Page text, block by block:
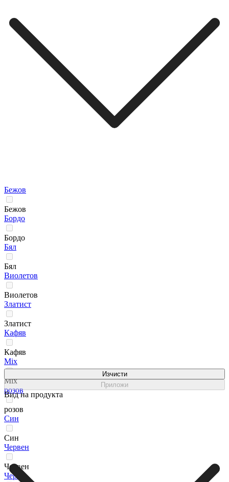
Бежов
Бежов
Бордо
Бордо
Бял
Бял
Виолетов
Виолетов
Златист
Златист
Кафяв
Кафяв
Мix
Мix
розов
розов
Син
Син
Червен
Червен
Черен
Изчисти
Приложи
Вид на продукта